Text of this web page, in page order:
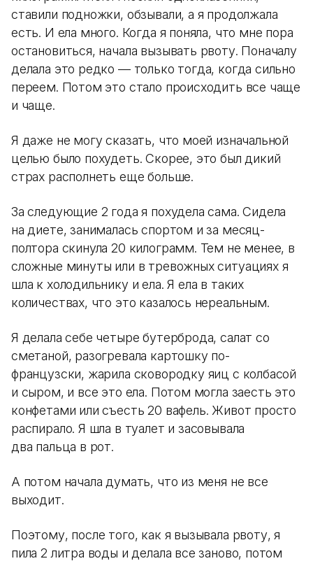
ставили подножки, обзывали, а я продолжала
есть. И ела много. Когда я поняла, что мне пора
остановиться, начала вызывать рвоту. Поначалу
делала это редко — только тогда, когда сильно
переем. Потом это стало происходить все чаще
и чаще.
Я даже не могу сказать, что моей изначальной
целью было похудеть. Скорее, это был дикий
страх располнеть еще больше.
За следующие 2 года я похудела сама. Сидела
на диете, занималась спортом и за месяц-
полтора скинула 20 килограмм. Тем не менее, в
сложные минуты или в тревожных ситуациях я
шла к холодильнику и ела. Я ела в таких
количествах, что это казалось нереальным.
Я делала себе четыре бутерброда, салат со
сметаной, разогревала картошку по-
французски, жарила сковородку яиц с колбасой
и сыром, и все это ела. Потом могла заесть это
конфетами или съесть 20 вафель. Живот просто
распирало. Я шла в туалет и засовывала
два пальца в рот.
А потом начала думать, что из меня не все
выходит.
Поэтому, после того, как я вызывала рвоту, я
пила 2 литра воды и делала все заново, потом